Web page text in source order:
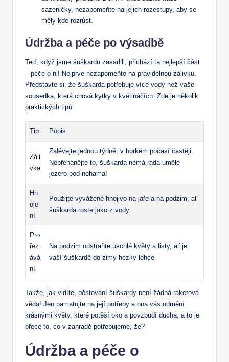
sazeničky, nezapomeňte na jejich rozestupy, aby se
měly kde rozrůst.
Údržba a péče po výsadbě
Teď, když jsme šuškardu zasadili, přichází ta nejlepší část
– péče o ni! Nejprve nezapomeňte na pravidelnou zálivku.
Představte si, že šuškarda potřebuje více vody než vaše
sousedka, která chová kytky v květináčích. Zde je několik
praktických tipů:
Tip Popis
Záli
vka
Zalévejte jednou týdně, v horkém počasí častěji.
Nepřehánějte to, šuškarda nemá ráda umělé
jezero pod nohama!
Hn
oje
ní
Použijte vyvážené hnojivo na jaře a na podzim, ať
šuškarda roste jako z vody.
Pro
řez
ává
ní
Na podzim odstraňte uschlé květy a listy, ať je
vaší šuškardě do zimy hezky lehce.
Takže, jak vidíte, pěstování šuškardy není žádná raketová
věda! Jen pamatujte na její potřeby a ona vás odmění
krásnými květy, které potěší oko a povzbudí ducha, a to je
přece to, co v zahradě potřebujeme, že?
Údržba a péče o